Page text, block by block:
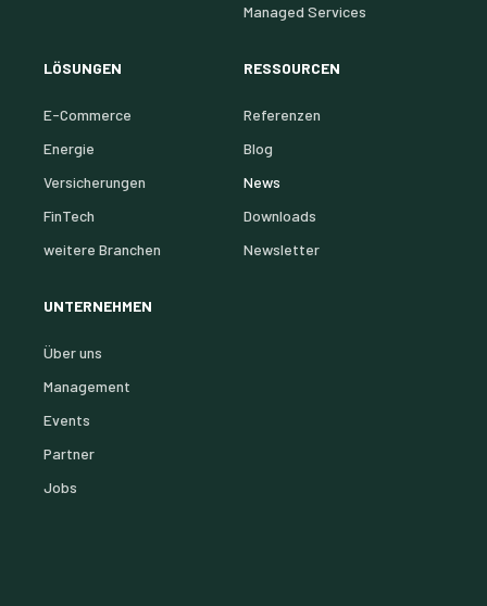
Managed Services
LÖSUNGEN
E-Commerce
Energie
Versicherungen
FinTech
weitere Branchen
RESSOURCEN
Referenzen
Blog
News
Downloads
Newsletter
UNTERNEHMEN
Über uns
Management
Events
Partner
Jobs